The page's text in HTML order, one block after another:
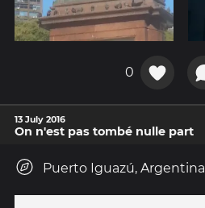
0
13 July 2016
On n'est pas tombé nulle part
Puerto Iguazú, Argentina